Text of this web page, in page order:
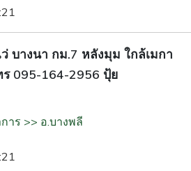
บางนา กม.7 หลังมุม ใกล้เมกา
ร 095-164-2956 ปุ้ย
าร >> อ.บางพลี